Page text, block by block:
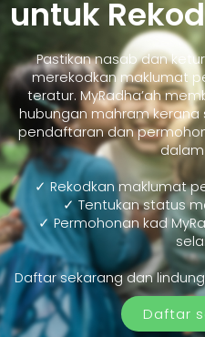
untuk
Pastikan nasab dan
merekodkan maklumat
teratur. MyRadha’ah
hubungan mahram
pendaftaran dan
✓ Rekodkan maklumat
✓ Tentukan status
✓ Permohonan kad
Daftar sekarang dan
Daftar